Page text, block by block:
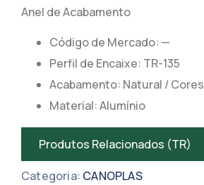
Anel de Acabamento
Código de Mercado: —
​​Perfil de Encaixe: TR-135
Acabamento: Natural / Cores
Material: Alumínio
Produtos Relacionados (TR)
Categoria: CANOPLAS